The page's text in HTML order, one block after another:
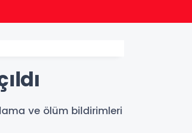
ve ölüm bildirimleri